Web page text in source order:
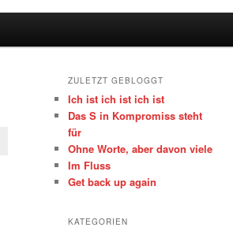
ZULETZT GEBLOGGT
Ich ist ich ist ich ist
Das S in Kompromiss steht
für
Ohne Worte, aber davon viele
Im Fluss
Get back up again
KATEGORIEN